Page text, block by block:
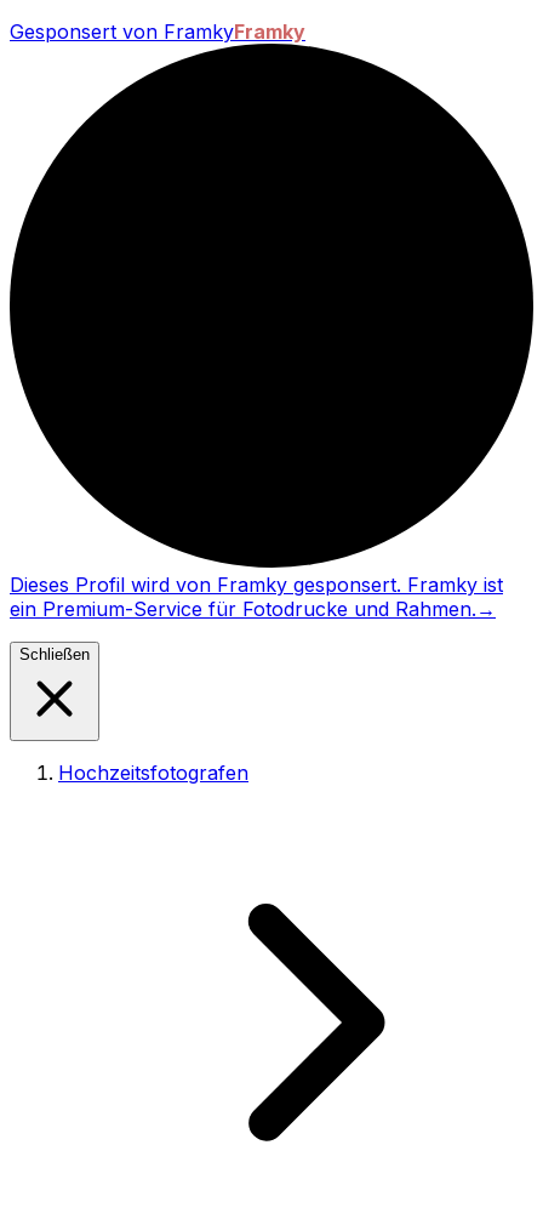
Gesponsert von FramkyFramky
Dieses Profil wird von Framky gesponsert. Framky ist
ein Premium-Service für Fotodrucke und Rahmen. →
Schließen
Hochzeitsfotografen